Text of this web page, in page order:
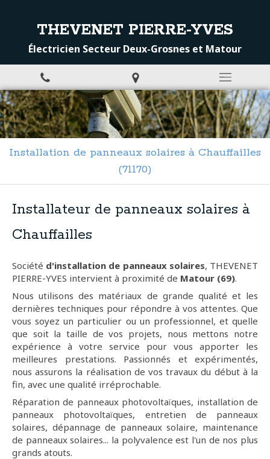
THEVENET PIERRE-YVES
Électricien Secteur Deux-Grosnes et Matour
Installation de panneaux solaires à Chauffailles
(71170)
Installateur de panneaux solaires à
Chauffailles
Société d'installation de panneaux solaires, THEVENET
PIERRE-YVES intervient à proximité de Matour (69).
Nous utilisons des matériaux de grande qualité et les
dernières techniques pour répondre à vos attentes. Que
vous soyez un particulier ou un professionnel, et quelle
que soit la taille de vos projets, nous mettons notre
expérience à votre service pour vous apporter les
meilleures prestations. Passionnés et expérimentés,
nous assurons la réalisation de vos travaux du début à la
fin, avec une qualité irréprochable.
Réparation de panneaux photovoltaïques, installation de
panneaux photovoltaïques, entretien de panneaux
solaires, dépannage de panneaux solaire, maintenance
de panneaux solaires... la polyvalence est l'un de nos plus
grands atouts.